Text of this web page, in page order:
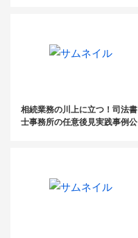
相続業務の川上に立つ！司法書
士事務所の任意後見実践事例公